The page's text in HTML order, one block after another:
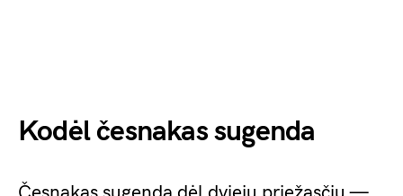
Kodėl česnakas sugenda